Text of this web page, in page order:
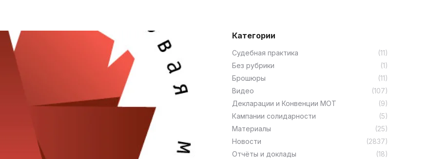
Категории
Cудебная практика
(11)
Без рубрики
(1)
Брошюры
(11)
Видео
(107)
Декларации и Конвенции МОТ
(9)
Кампании солидарности
(5)
Материалы
(25)
Новости
(2837)
Отчёты и доклады
(18)